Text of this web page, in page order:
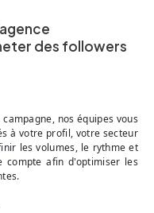
des followers
nos équipes vous
à votre profil, votre secteur
les volumes, le rythme et
compte afin d'optimiser les